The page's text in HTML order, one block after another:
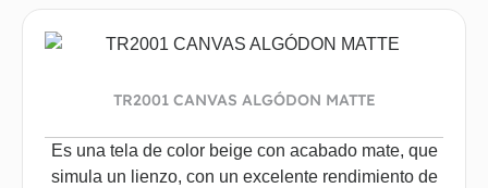
TR2001 CANVAS ALGÓDON MATTE
Es una tela de color beige con acabado mate, que
simula un lienzo, con un excelente rendimiento de